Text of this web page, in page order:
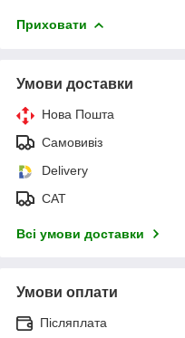
Приховати
Умови доставки
Нова Пошта
Самовивіз
Delivery
САТ
Всі умови доставки
Умови оплати
Післяплата